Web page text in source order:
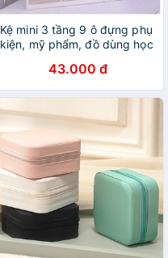
Kệ mini 3 tầng 9 ô đựng phụ
kiện, mỹ phẩm, đồ dùng học
anthudogiadung89
43.000 đ